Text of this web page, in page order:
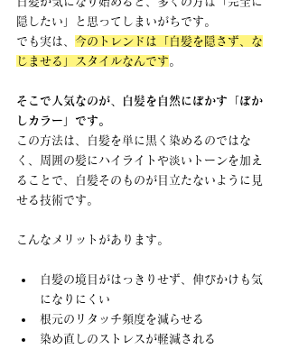
隠したい」と思ってしまいがちです。
で も実は、 今のトレンドは「白髪を隠さず、な
じませる」スタイルなんです。
そこで人気なのが、白髪を自然にぼかす「ぼか
しカラー」です。
この方法は、白髪を単に黒く染めるのではな
く、周囲の髪にハイライトや淡いトーンを加え
ることで、白髪そのものが目立たないように見
せる技術です。
こんなメリットがあります。
白髪の境目がはっきりせず、伸びかけも気
になりにくい
根元のリタッチ頻度を減らせる
染め直しのストレスが軽減される